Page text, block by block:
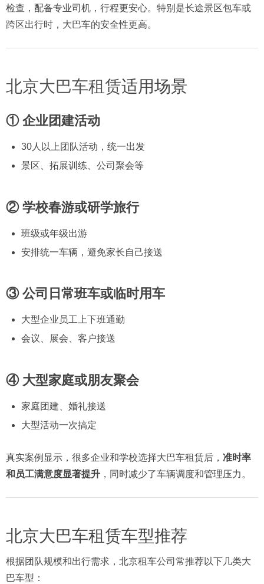
检查，配备专业司机，行程更安心。特别是长途景区包车或
跨区出行时，大巴车的安全性更高。
北京大巴车租赁适用场景
① 企业团建活动
30人以上团队活动，统一出发
景区、拓展训练、公司聚会等
② 学校春游或研学旅行
班级或年级出游
安排统一车辆，避免家长自己接送
③ 公司日常班车或临时用车
大型企业员工上下班通勤
会议、展会、客户接送
④ 大型家庭或朋友聚会
家庭团建、婚礼接送
大型活动一次搞定
真实案例显示，很多企业和学校选择大巴车租赁后， 准时率
和员工满意度显著提升 ，同时减少了车辆调度和管理压力。
北京大巴车租赁车型推荐
根据团队规模和出行需求，北京租车公司常推荐以下几类大
巴车型：